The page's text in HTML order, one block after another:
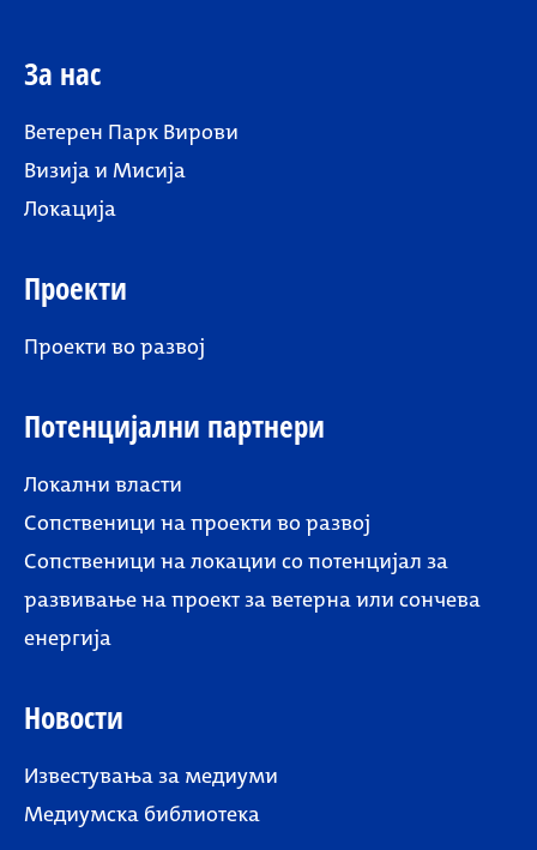
За нас
Ветерен Парк Вирови
Визија и Мисија
Локација
Проекти
Проекти во развој
Потенцијални партнери
Локални власти
Сопственици на проекти во развој
Сопственици на локации со потенцијал за
развивање на проект за ветерна или сончева
енергија
Новости
Известувања за медиуми
Медиумска библиотека